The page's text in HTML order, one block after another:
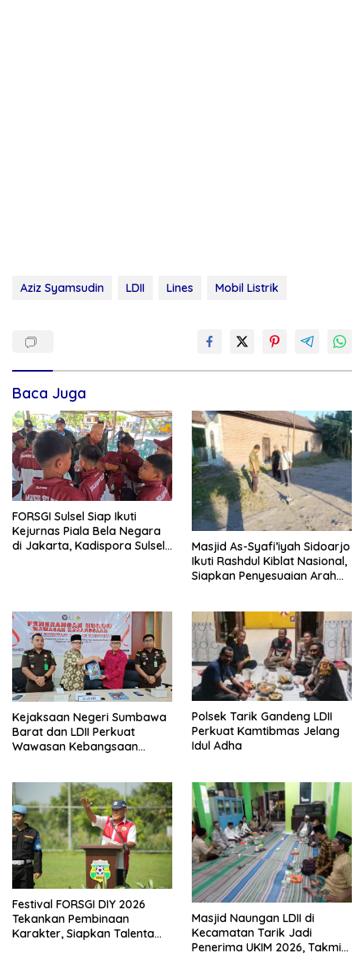
Aziz Syamsudin LDII Lines Mobil Listrik
Baca Juga
FORSGI Sulsel Siap Ikuti
Kejurnas Piala Bela Negara
di Jakarta, Kadispora Sulsel
Masjid As-Syafi’iyah Sidoarjo
Ikuti Rashdul Kiblat Nasional,
Siapkan Penyesuaian Arah
Kejaksaan Negeri Sumbawa
Barat dan LDII Perkuat
Wawasan Kebangsaan
Polsek Tarik Gandeng LDII
Perkuat Kamtibmas Jelang
Idul Adha
Festival FORSGI DIY 2026
Tekankan Pembinaan
Karakter, Siapkan Talenta
Masjid Naungan LDII di
Kecamatan Tarik Jadi
Penerima UKIM 2026, Takmir